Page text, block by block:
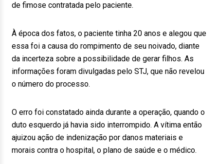
de fimose contratada pelo paciente.
À época dos fatos, o paciente tinha 20 anos e alegou que
essa foi a causa do rompimento de seu noivado, diante
da incerteza sobre a possibilidade de gerar filhos. As
informações foram divulgadas pelo STJ, que não revelou
o número do processo.
O erro foi constatado ainda durante a operação, quando o
duto esquerdo já havia sido interrompido. A vítima então
ajuizou ação de indenização por danos materiais e
morais contra o hospital, o plano de saúde e o médico.